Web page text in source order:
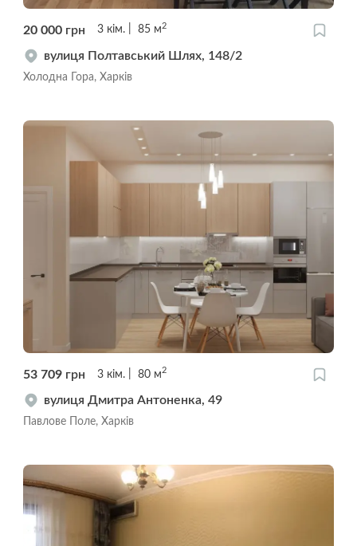
20 000 грн 3 кім. 85 м 2
вулиця Полтавський Шлях, 148/2
Холодна Гора, Харків
53 709 грн 3 кім. 80 м2
вулиця Дмитра Антоненка, 49
Павлове Поле, Харків